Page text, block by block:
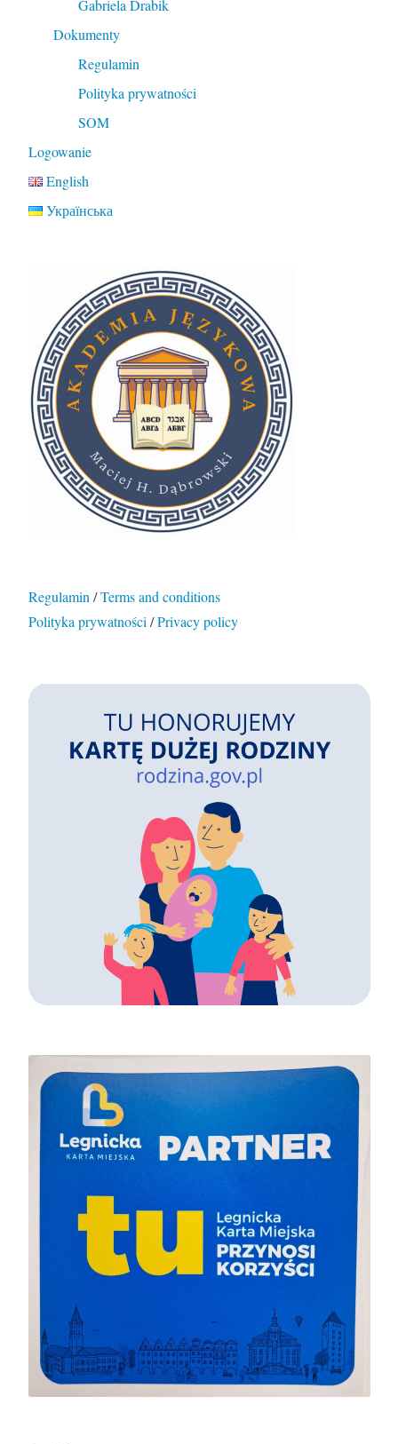
Gabriela Drabik
Dokumenty
Regulamin
Polityka prywatności
SOM
Logowanie
English
Українська
Regulamin /Terms and conditions
Polityka prywatności /Privacy policy